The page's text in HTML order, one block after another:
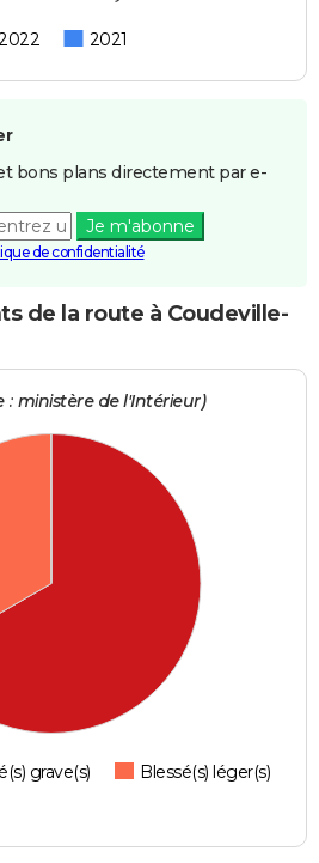
2021
bons plans directement par e-
Je m'abonne
de confidentialité
de la route à Coudeville-
: ministère de l'Intérieur)
grave(s)
Blessé(s) léger(s)